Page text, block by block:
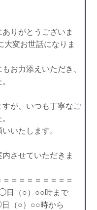
りがとうございま
大変お世話になりま
お力添えいただき、
が、いつも丁寧なご
いたします。
させていただきま
＝＝＝＝＝＝＝＝
日（○）○○時まで
（○）○○時から